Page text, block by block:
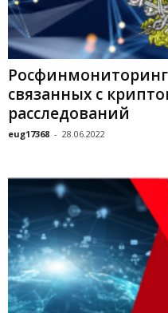
связанных с
расследований
eug17368 - 28.06.2022